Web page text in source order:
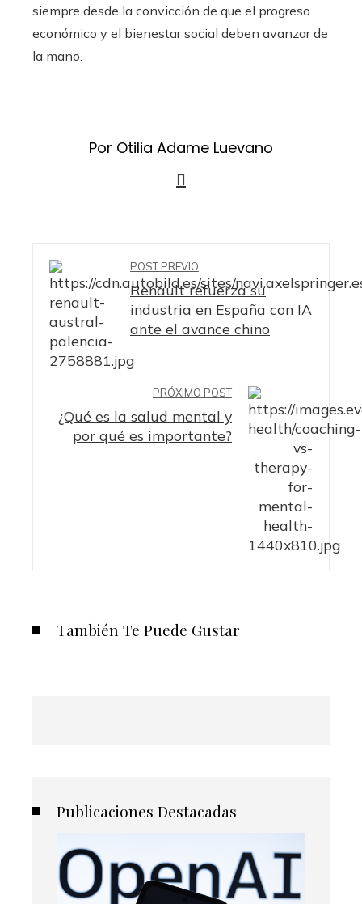
siempre desde la convicción de que el progreso
económico y el bienestar social deben avanzar de
la mano.
Por Otilia Adame Luevano
POST PREVIO
Renault refuerza su
industria en España con IA
ante el avance chino
PRÓXIMO POST
¿Qué es la salud mental y
por qué es importante?
También Te Puede Gustar
Publicaciones Destacadas